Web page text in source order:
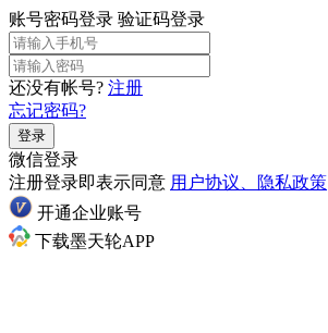
账号密码登录 验证码登录
还没有帐号? 注册
忘记密码?
登录
微信登录
注册登录即表示同意 用户协议、隐私政策
开通企业账号
下载墨天轮APP